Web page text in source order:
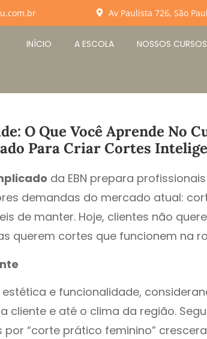
Av Paulista 726, São
INÍCIO A ESCOLA NOSSOS CURSOS
O Que Você Aprende No
Para Criar Cortes
da EBN prepara
demandas do mercado atual:
de manter. Hoje, clientes não
querem cortes que funcionem na
e funcionalidade,
cliente e até o clima da região.
por “corte prático feminino”